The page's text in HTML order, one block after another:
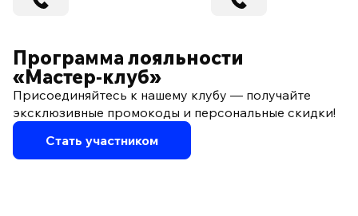
Программа лояльности
«Мастер‑клуб»
Присоединяйтесь к нашему клубу — получайте
эксклюзивные промокоды и персональные скидки!
Стать участником